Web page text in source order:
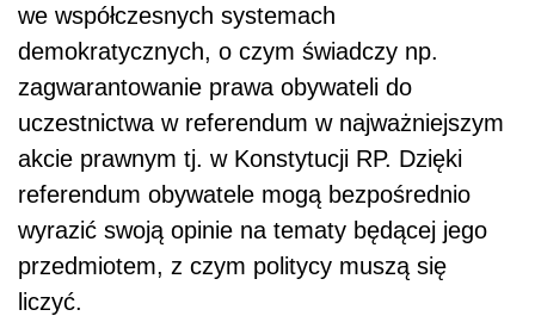
we współczesnych systemach
demokratycznych, o czym świadczy np.
zagwarantowanie prawa obywateli do
uczestnictwa w referendum w najważniejszym
akcie prawnym tj. w Konstytucji RP. Dzięki
referendum obywatele mogą bezpośrednio
wyrazić swoją opinie na tematy będącej jego
przedmiotem, z czym politycy muszą się
liczyć.